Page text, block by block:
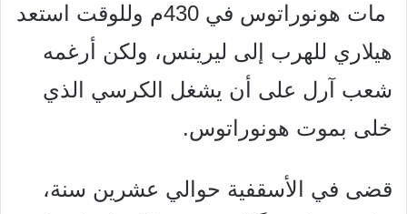
مات هونوراتوس في 430م وللوقت استعد
هيلاري للهرب إلى ليرينس، ولكن أرغمه
شعب آرل على أن يشغل الكرسي الذي
خلی بموت هونوراتوس.
قضى في الأسقفية حوالي عشرين سنة،